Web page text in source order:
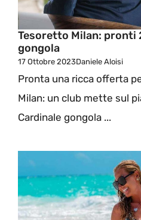
Tesoretto Milan: pronti
gongola
17 Ottobre 2023Daniele Aloisi
Pronta una ricca offerta
Milan: un club mette sul
Cardinale gongola ...